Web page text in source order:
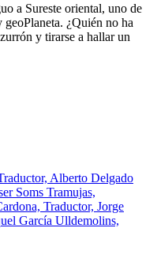
a Sureste oriental, uno de
¿Quién no ha
y tirarse a hallar un
Alberto Delgado
Soms Tramujas,
Traductor, Jorge
García Ulldemolins,